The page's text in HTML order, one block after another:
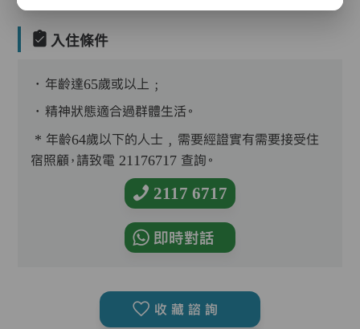
入住條件
．年齡達65歲或以上﹔
．精神狀態適合過群體生活。
* 年齡64歲以下的人士﹐需要經證實有需要接受住
宿照顧，請致電 21176717 查詢。
2117 6717
即時對話
收藏諮詢